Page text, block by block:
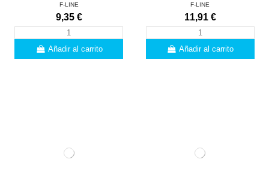
F-LINE
9,35 €
Añadir al carrito
F-LINE
11,91 €
Añadir al carrito